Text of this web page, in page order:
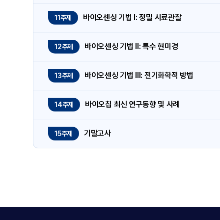
11주제 바이오센싱 기법 I: 정밀 시료관찰
12주제 바이오센싱 기법 II: 특수 현미경
13주제 바이오센싱 기법 III: 전기화학적 방법
14주제 바이오칩 최신 연구동향 및 사례
15주제 기말고사